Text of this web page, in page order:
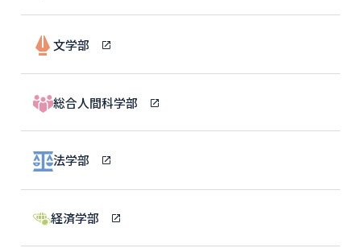
文学部
総合人間科学部
法学部
経済学部